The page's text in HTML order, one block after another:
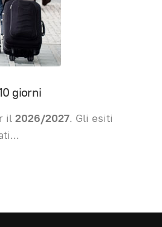
giorni
il 2026/2027. Gli esiti
...